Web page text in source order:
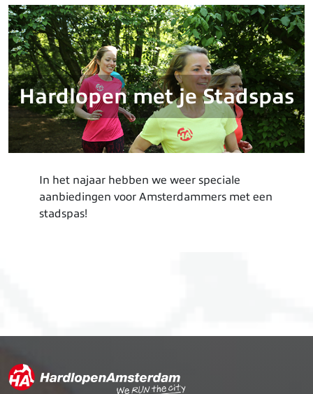
Hardlopen met je Stadspas
In het najaar hebben we weer speciale
aanbiedingen voor Amsterdammers met een
stadspas!